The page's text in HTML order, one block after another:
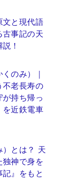
文と現代語
事記の天
！
のみ）｜
不老長寿の
持ち帰っ
を近鉄電車
）とは？ 天
神で身を
』をもと